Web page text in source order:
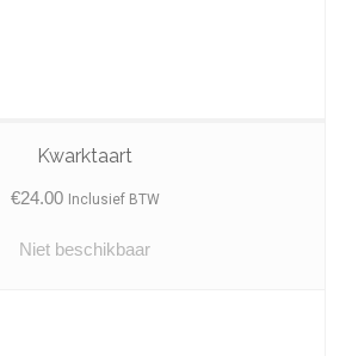
Kwarktaart
€24.00 Inclusief BTW
Niet beschikbaar